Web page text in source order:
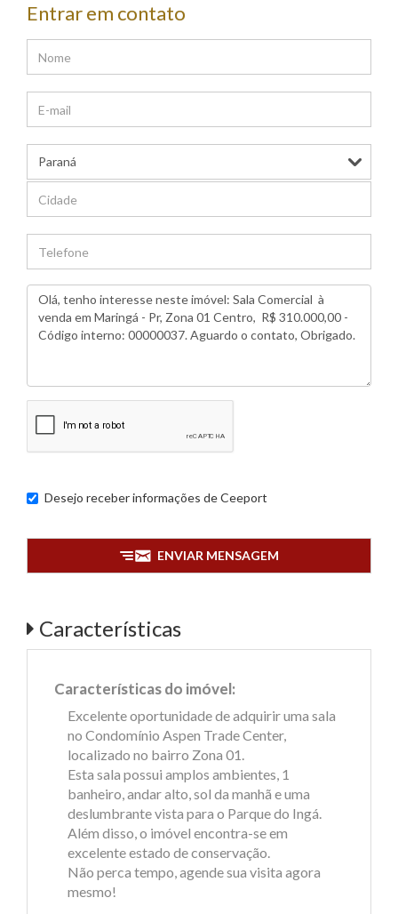
Entrar em contato
Desejo receber informações deCeeport
ENVIAR MENSAGEM
Características
Características do imóvel:
Excelente oportunidade de adquirir uma sala
no Condomínio Aspen Trade Center,
localizado no bairro Zona 01.
Esta sala possui amplos ambientes, 1
banheiro, andar alto, sol da manhã e uma
deslumbrante vista para o Parque do Ingá.
Além disso, o imóvel encontra-se em
excelente estado de conservação.
Não perca tempo, agende sua visita agora
mesmo!